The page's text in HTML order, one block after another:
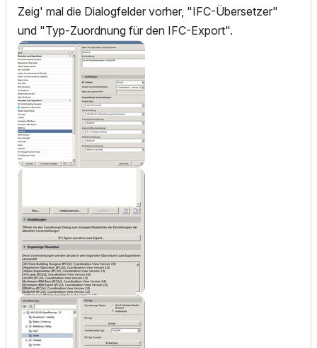
Zeig' mal die Dialogfelder vorher, "IFC-Übersetzer"
und "Typ-Zuordnung für den IFC-Export".